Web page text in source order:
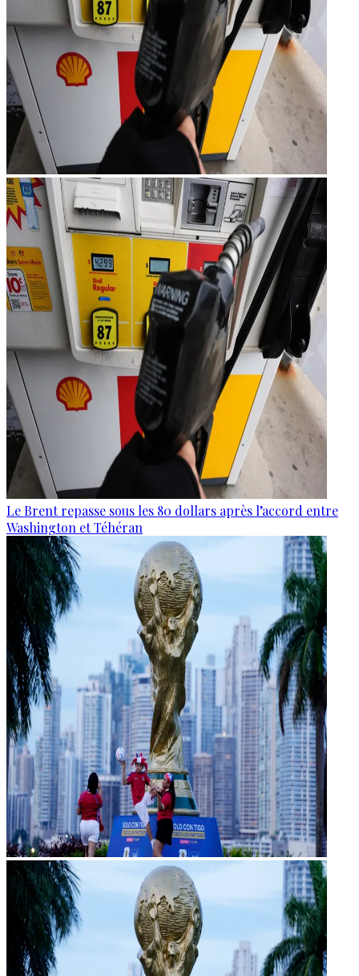
Le Brent repasse sous les 80 dollars après l’accord entre
Washington et Téhéran